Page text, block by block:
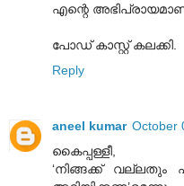
എന്റെ
പോഡ് കാസ്റ്റ് കലക്കി.
Reply
aneel kumar October
കൈപ്പള്ളീ,
‘നിങ്ങക്ക് വല്ലതും